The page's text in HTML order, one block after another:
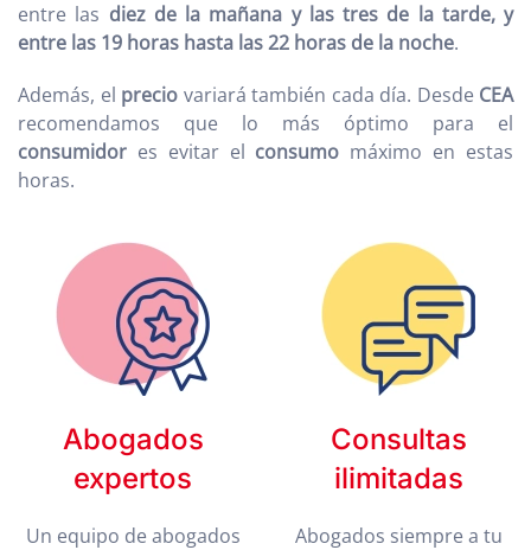
entre las diez de la mañana y las tres de la tarde, y
entre las 19 horas hasta las 22 horas de la noche.
Además, el precio variará también cada día. Desde CEA
recomendamos que lo más óptimo para el
consumidor es evitar el consumo máximo en estas
horas.
Abogados
expertos
Un equipo de abogados
Consultas
ilimitadas
Abogados siempre a tu